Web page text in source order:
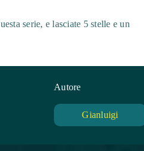
serie, e lasciate 5 stelle e un
Autore
Gianluigi